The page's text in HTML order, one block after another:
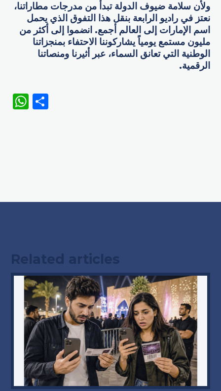
ولأن سلامة ضيوف الدولة تبدأ من مدرجات مطاراتنا،
نعتز في راديو الرابعة بنقل هذا التفوق الذي يحمل
اسم الإمارات إلى العالم أجمع. انضموا إلى أكثر من
مليون مستمع يومياً يشاركوننا الاحتفاء بمنجزاتنا
الوطنية التي تعانق السماء، عبر أثيرنا ومنصاتنا
الرقمية.
WhatsApp
Related articles